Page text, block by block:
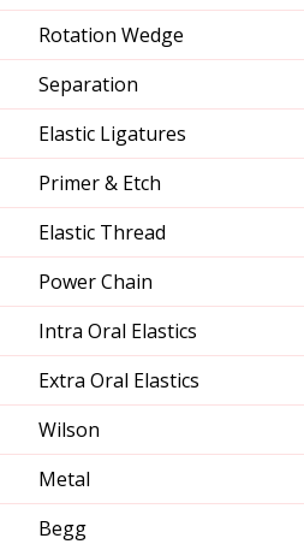
Rotation Wedge
Separation
Elastic Ligatures
Primer & Etch
Elastic Thread
Power Chain
Intra Oral Elastics
Extra Oral Elastics
Wilson
Metal
Begg